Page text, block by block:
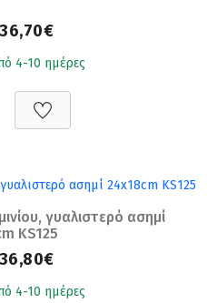
36,70€
4-10 ημέρες
γυαλιστερό ασημί
KS125
36,80€
4-10 ημέρες